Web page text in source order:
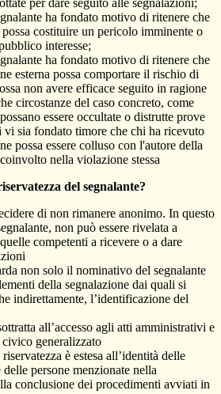
per dare seguito alle segnalazioni;
ha fondato motivo di ritenere che
costituire un pericolo imminente o
interesse;
ha fondato motivo di ritenere che
esterna possa comportare il rischio di
non avere efficace seguito in ragione
circostanze del caso concreto, come
essere occultate o distrutte prove
vi sia fondato timore che chi ha ricevuto
possa essere colluso con l'autore della
nella violazione stessa
del segnalante?
di non rimanere anonimo. In questo
non può essere rivelata a
competenti a ricevere o a dare
non solo il nominativo del segnalante
della segnalazione dai quali si
indirettamente, l’identificazione del
all’accesso agli atti amministrativi e
generalizzato
è estesa all’identità delle
persone menzionate nella
conclusione dei procedimenti avviati in